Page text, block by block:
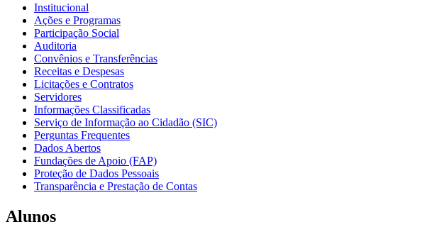
Institucional
Ações e Programas
Participação Social
Auditoria
Convênios e Transferências
Receitas e Despesas
Licitações e Contratos
Servidores
Informações Classificadas
Serviço de Informação ao Cidadão (SIC)
Perguntas Frequentes
Dados Abertos
Fundações de Apoio (FAP)
Proteção de Dados Pessoais
Transparência e Prestação de Contas
Alunos